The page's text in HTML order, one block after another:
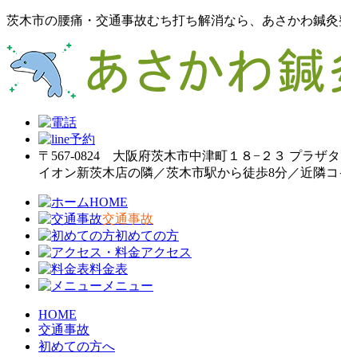
茨木市の腰痛・交通事故むち打ち解消なら、あさかわ鍼
〒567-0824 大阪府茨木市中津町１８−２３ プラザ
イオン新茨木店の隣／茨木市駅から徒歩8分／近隣
HOME
交通事故
初めての方
アクセス
料金表
メニュー
HOME
交通事故
初めての方へ